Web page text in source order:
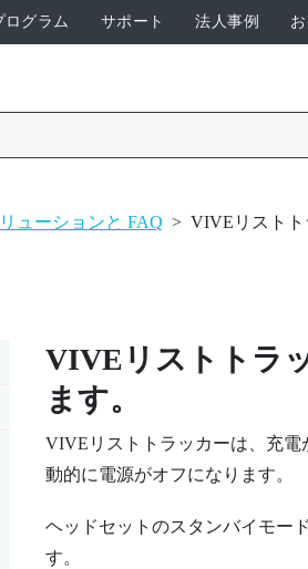
ログラム サポート 法人事例
ューションと FAQ > VIVEリストト
VIVEリストトラ
ます。
VIVEリストトラッカーは、充電
動的に電源がオフになります。
ヘッドセットのスタンバイモー
す。